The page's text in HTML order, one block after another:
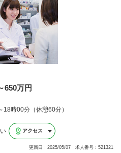
650万円
18時00分（休憩60分）
アクセス
更新日：2025/05/07 求人番号：521321